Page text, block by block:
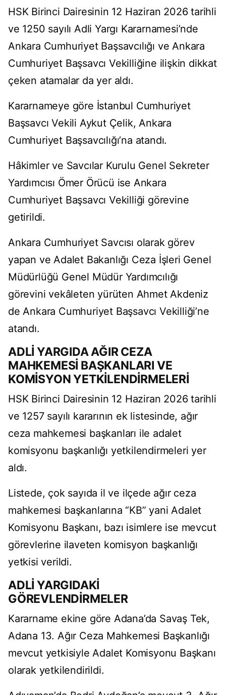
HSK Birinci Dairesinin 12 Haziran 2026 tarihli
ve 1250 sayılı Adli Yargı Kararnamesi’nde
Ankara Cumhuriyet Başsavcılığı ve Ankara
Cumhuriyet Başsavcı Vekilliğine ilişkin dikkat
çeken atamalar da yer aldı.
Kararnameye göre İstanbul Cumhuriyet
Başsavcı Vekili Aykut Çelik, Ankara
Cumhuriyet Başsavcılığı’na atandı.
Hâkimler ve Savcılar Kurulu Genel Sekreter
Yardımcısı Ömer Örücü ise Ankara
Cumhuriyet Başsavcı Vekilliği görevine
getirildi.
Ankara Cumhuriyet Savcısı olarak görev
yapan ve Adalet Bakanlığı Ceza İşleri Genel
Müdürlüğü Genel Müdür Yardımcılığı
görevini vekâleten yürüten Ahmet Akdeniz
de Ankara Cumhuriyet Başsavcı Vekilliği’ne
atandı.
ADLİ YARGIDA AĞIR CEZA
MAHKEMESİ BAŞKANLARI VE
KOMİSYON YETKİLENDİRMELERİ
HSK Birinci Dairesinin 12 Haziran 2026 tarihli
ve 1257 sayılı kararının ek listesinde, ağır
ceza mahkemesi başkanları ile adalet
komisyonu başkanlığı yetkilendirmeleri yer
aldı.
Listede, çok sayıda il ve ilçede ağır ceza
mahkemesi başkanlarına “KB” yani Adalet
Komisyonu Başkanı, bazı isimlere ise mevcut
görevlerine ilaveten komisyon başkanlığı
yetkisi verildi.
ADLİ YARGIDAKİ
GÖREVLENDİRMELER
Kararname ekine göre Adana’da Savaş Tek,
Adana 13. Ağır Ceza Mahkemesi Başkanlığı
mevcut yetkisiyle Adalet Komisyonu Başkanı
olarak yetkilendirildi.